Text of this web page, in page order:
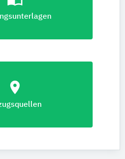
location_on